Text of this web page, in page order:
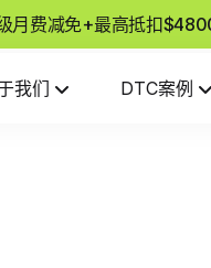
月费减免+最高抵扣
我们 DTC案例